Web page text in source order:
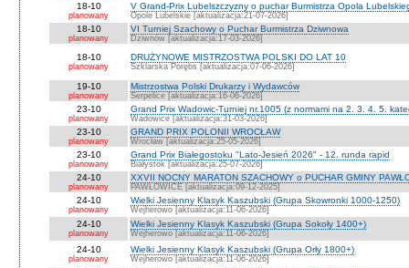
18-10
planowany
V Grand-Prix Lubelszczyzny o puchar Burmistrza Opola
Opole Lubelskie [aktualizacja:21-07-2026]
18-10
planowany
VI Turniej Szachowy o Puchar Burmistrza Dziwnowa
Dziwnów [aktualizacja:17-03-2026]
18-10
planowany
DRUŻYNOWE MISTRZOSTWA POLSKI DO LAT 10
Szklarska Porębs [aktualizacja:07-06-2026]
19-10
planowany
Mistrzostwa Polski Drukarzy i Wydawców
Serpelice [aktualizacja:16-06-2026]
23-10
planowany
Grand Prix Wadowic-Turniej nr.1005 (z normami na 2. 3. 4. 5.
Wadowice [aktualizacja:31-03-2026]
23-10
planowany
GRAND PRIX POLONII WROCŁAW
Wrocław [aktualizacja:25-05-2026]
23-10
planowany
Grand Prix Białegostoku "Lato-Jesień 2026" - 12. runda rapid
Białystok [aktualizacja:25-07-2026]
24-10
planowany
XXVII NOCNY MARATON SZACHOWY o PUCHAR GMINY
PAWŁOWICE [aktualizacja:09-12-2025]
24-10
planowany
Wielki Jesienny Klasyk Kaszubski (Grupa Skowronki 1000-1250)
Wejherowo [aktualizacja:11-06-2026]
24-10
planowany
Wielki Jesienny Klasyk Kaszubski (Grupa Sokoły 1400+)
Wejherowo [aktualizacja:11-06-2026]
24-10
planowany
Wielki Jesienny Klasyk Kaszubski (Grupa Orły 1800+)
Wejherowo [aktualizacja:11-06-2026]